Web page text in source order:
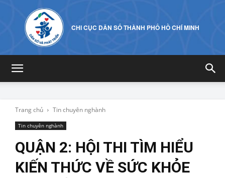
CHI CỤC DÂN SỐ THÀNH PHỐ HỒ CHÍ MINH
Trang chủ Tin chuyên nghành
Tin chuyên nghành
QUẬN 2: HỘI THI TÌM HIỂU
KIẾN THỨC VỀ SỨC KHỎE